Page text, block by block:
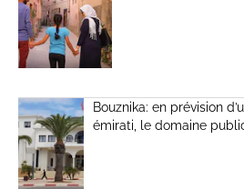
Bouznika: en prévision
émirati, le domaine